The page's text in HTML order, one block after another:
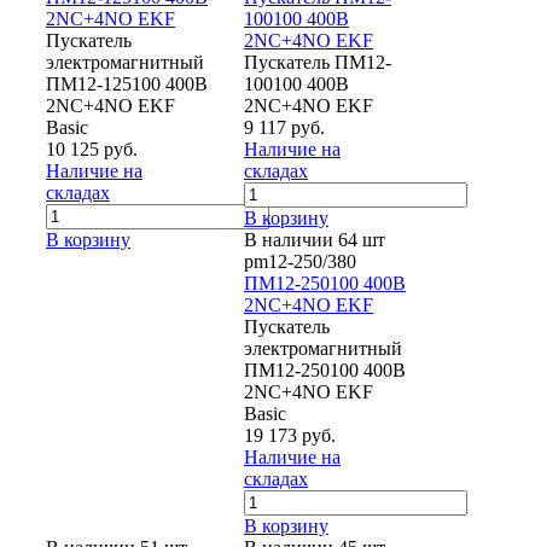
2NC+4NO EKF
Пускатель
электромагнитный
ПМ12-125100 400В
2NC+4NO EKF
Basic
10 125 руб.
Наличие на
складах
В корзину
100100 400В
2NC+4NO EKF
Пускатель ПМ12-
100100 400В
2NC+4NO EKF
9 117 руб.
Наличие на
складах
В корзину
В наличии 64 шт
pm12-250/380
ПМ12-250100 400В
2NC+4NO EKF
Пускатель
электромагнитный
ПМ12-250100 400В
2NC+4NO EKF
Basic
19 173 руб.
Наличие на
складах
В корзину